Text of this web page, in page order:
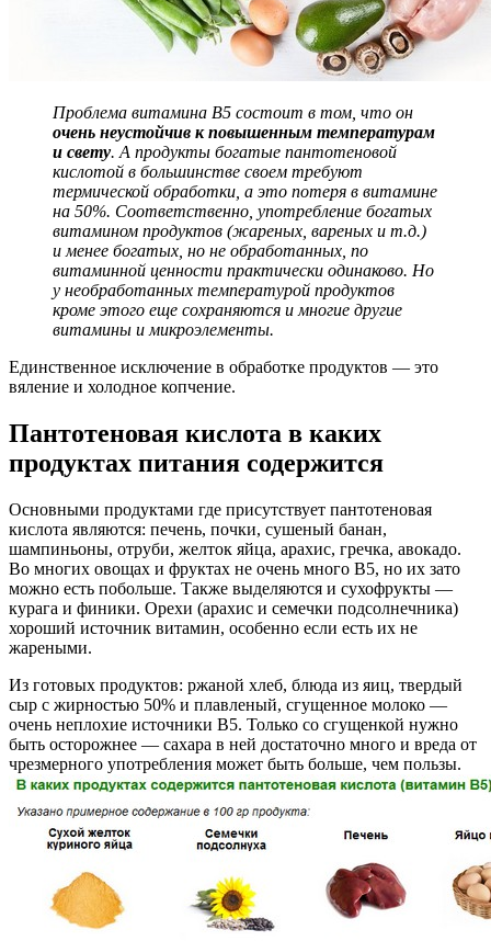
Проблема витамина В5 состоит в том, что он
очень неустойчив к повышенным температурам
и свету. А продукты богатые пантотеновой
кислотой в большинстве своем требуют
термической обработки, а это потеря в витамине
на 50%. Соответственно, употребление богатых
витамином продуктов (жареных, вареных и т.д.)
и менее богатых, но не обработанных, по
витаминной ценности практически одинаково. Но
у необработанных температурой продуктов
кроме этого еще сохраняются и многие другие
витамины и микроэлементы.
Единственное исключение в обработке продуктов — это
вяление и холодное копчение.
Пантотеновая кислота в каких
продуктах питания содержится
Основными продуктами где присутствует пантотеновая
кислота являются: печень, почки, сушеный банан,
шампиньоны, отруби, желток яйца, арахис, гречка, авокадо.
Во многих овощах и фруктах не очень много В5, но их зато
можно есть побольше. Также выделяются и сухофрукты —
курага и финики. Орехи (арахис и семечки подсолнечника)
хороший источник витамин, особенно если есть их не
жареными.
Из готовых продуктов: ржаной хлеб, блюда из яиц, твердый
сыр с жирностью 50% и плавленый, сгущенное молоко —
очень неплохие источники В5. Только со сгущенкой нужно
быть осторожнее — сахара в ней достаточно много и вреда от
чрезмерного употребления может быть больше, чем пользы.